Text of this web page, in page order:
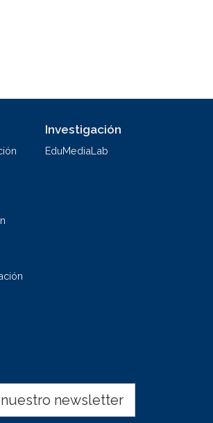
Investigación
EduMediaLab
newsletter